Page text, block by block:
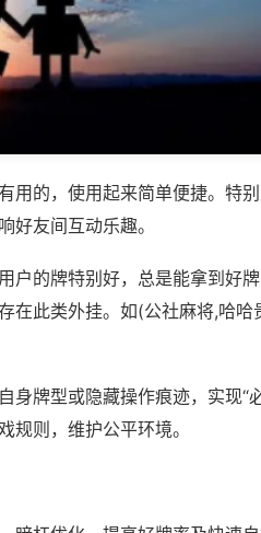
用的，使用起来简单便捷。特
好友间互动乐趣。
户的牌特别好，总是能拿到好
在此类外挂。如(公社麻将,哈哈
身牌型或隐藏操作痕迹，实现“
规则，维护公平环境。